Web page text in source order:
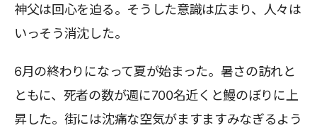
神父は回心を迫る。そうした意識は広まり、人々は
いっそう消沈した。
6月の終わりになって夏が始まった。暑さの訪れと
ともに、死者の数が週に700名近くと鰻のぼりに上
昇した。街には沈痛な空気がますますみなぎるよう